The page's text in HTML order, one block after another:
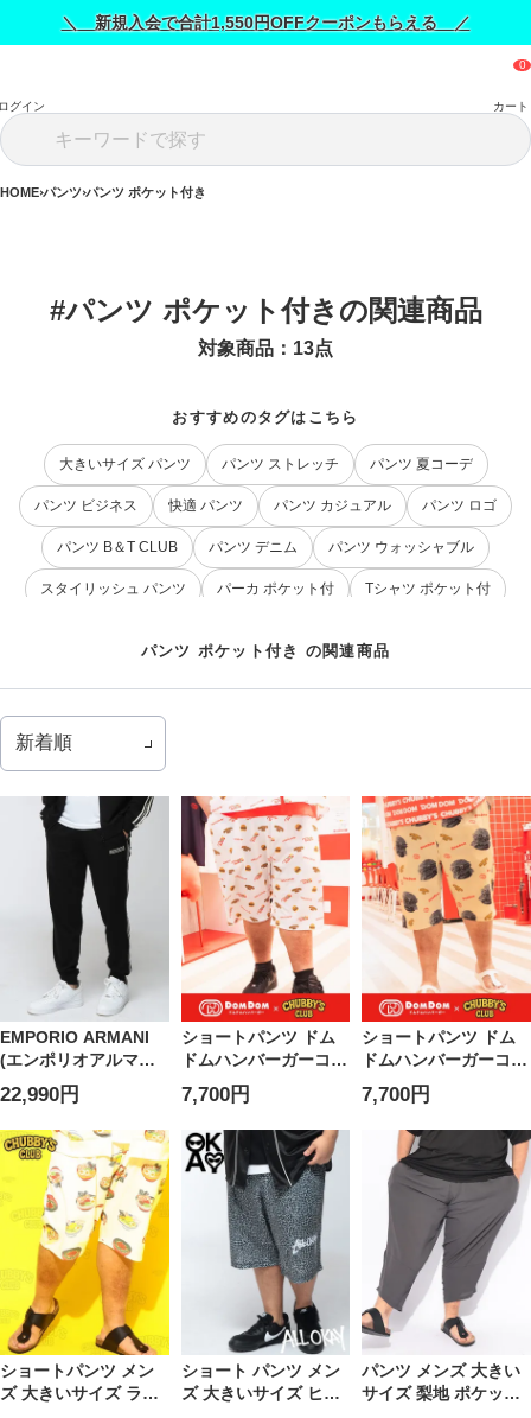
＼ 新規入会で合計1,550円OFFクーポンもらえる ／
グイン カート
HOME パンツ パンツ ポケット付き
#パンツ ポケット付きの関連商品
対象商品： 13点
おすすめのタグはこちら
大きいサイズ パンツ パンツ ストレッチ パンツ 夏コーデ
パンツ ビジネス 快適 パンツ パンツ カジュアル パンツ ロゴ
パンツ B＆T CLUB パンツ デニム パンツ ウォッシャブル
スタイリッシュ パンツ パーカ ポケット付 Tシャツ ポケット付
プルオーバー ポケット付
パンツ ポケット付き の関連商品
EMPORIO ARMANI
(エンポリオアルマー
ニ) メンズ ジョガーパ
ンツ EA7 ラインロゴ
ポケット付き スウェ
ットパンツ SLIMFIT
EA7M2194AF13512
22,990円
ショートパンツ ドム
ドムハンバーガーコラ
ボ メンズ 大きいサイ
ズ DOMDOM ハンバ
ーガー ロゴ 総柄 ポケ
ット付き ハーフパン
ツ ボトムス 柄ショー
パン ドムドム ルーム
ウェア 春 夏
7,700円
ショートパンツ ドム
ドムハンバーガーコラ
ボ メンズ 大きいサイ
ズ DOMDOM ハンバ
ーガー 総柄 ポケット
付き ハーフパンツ ボ
トムス 柄ショーパン
ドムドム ルームウェ
7,700円
ショートパンツ メン
ズ 大きいサイズ ラー
ショート パンツ メン
ズ 大きいサイズ ヒョ
パンツ メンズ 大きい
サイズ 梨地 ポケット